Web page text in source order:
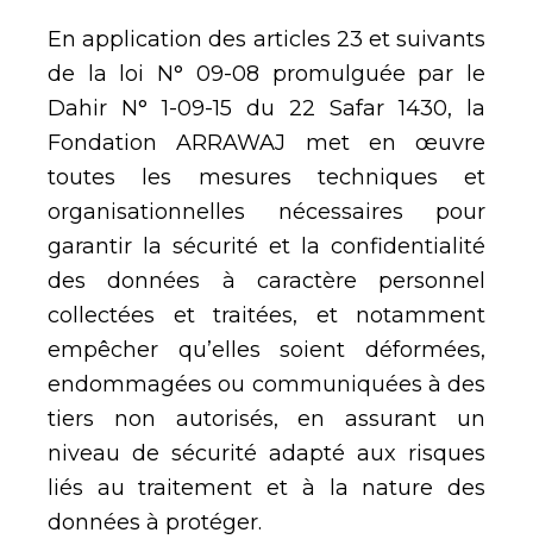
En application des articles 23 et suivants
de la loi N° 09-08 promulguée par le
Dahir N° 1-09-15 du 22 Safar 1430, la
Fondation ARRAWAJ met en œuvre
toutes les mesures techniques et
organisationnelles nécessaires pour
garantir la sécurité et la confidentialité
des données à caractère personnel
collectées et traitées, et notamment
empêcher qu’elles soient déformées,
endommagées ou communiquées à des
tiers non autorisés, en assurant un
niveau de sécurité adapté aux risques
liés au traitement et à la nature des
données à protéger.